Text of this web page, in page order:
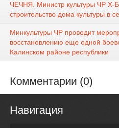
ЧЕЧНЯ. Министр культуры ЧР Х-
строительство дома культуры в
Минкультуры ЧР проводит
восстановлению еще одной
Калинском районе республики
Комментарии (0)
Навигация